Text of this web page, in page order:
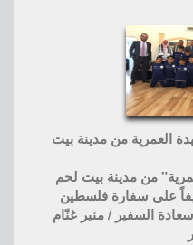
العمرية من مدينة بيت
من مدينة بيت لحم
على سفارة فلسطين
السفير / منير غنّام